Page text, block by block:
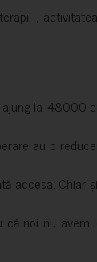
,
la 48000
au o
accesa. Chiar
noi nu avem